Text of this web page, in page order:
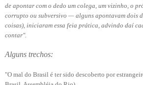
de apontar com o dedo um colega, um vizinho, o
corrupto ou subversivo — alguns apontavam dois
coisas), iniciaram essa feia prática, advindo daí
contar".
Alguns trechos:
"O mal do Brasil é ter sido descoberto por